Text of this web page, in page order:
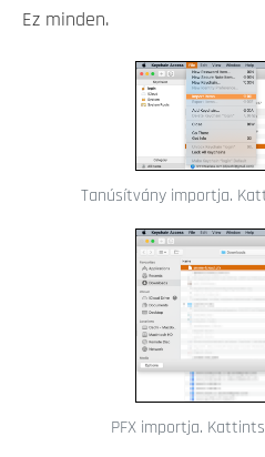
Ez minden.
Tanúsítvány importja.
PFX importja.